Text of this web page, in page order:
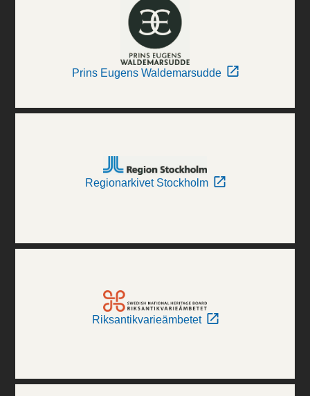
Prins Eugens Waldemarsudde
Regionarkivet Stockholm
Riksantikvarieämbetet